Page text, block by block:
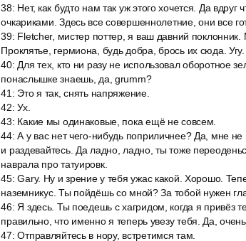
38: Нет, как будто нам так уж этого хочется. Да
очкариками. Здесь все совершеннолетние, они все
39: Fletcher, мистер поттер, я ваш давний поклонник.
Проклятье, гермиона, будь добра, брось их сюда. Угу.
40: Для тех, кто ни разу не использовал оборотное
понаслышке знаешь, да, grumm?
41 : Это я так, снять напряжение.
42:Ух.
43: Какие мы одинаковые, пока ещё не совсем.
44:А у вас нет чего-нибудь поприличнее? Да, мне не
и раздевайтесь. Да ладно, ладно, ты тоже
наврала про татуировк.
45:Gary. Ну и зрение у тебя ужас какой. Хорошо.
наземникус. Ты пойдёшь со мной? За тобой нужен
46: Я здесь. Ты поедешь с хагридом, когда я привёз
правильно, что именно я теперь увезу тебя. Да,
47:Отправляйтесь в нору, встретимся там.